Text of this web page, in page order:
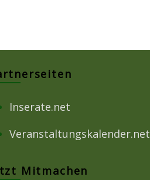
Inserate.net
Veranstaltungskalender.net
Mitmachen